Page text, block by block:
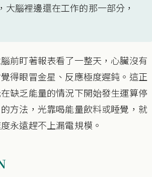
腦裡邊還在工作的那一部分，
前盯著報表看了一整天，心臟沒有
得眼冒金星、反應極度遲鈍。這正
缺乏能量的情況下開始發生運算停
方法，光靠喝能量飲料或睡覺，就
永遠趕不上漏電規模。